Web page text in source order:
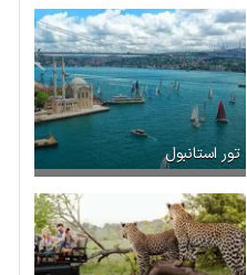
تور استانبول